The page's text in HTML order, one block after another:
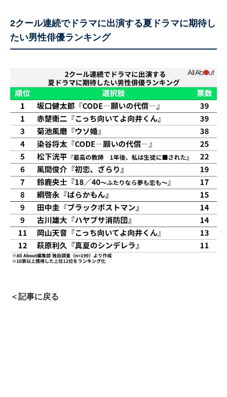
2クール連続でドラマに出演する夏ドラマに期待し
たい男性俳優ランキング
＜記事に戻る